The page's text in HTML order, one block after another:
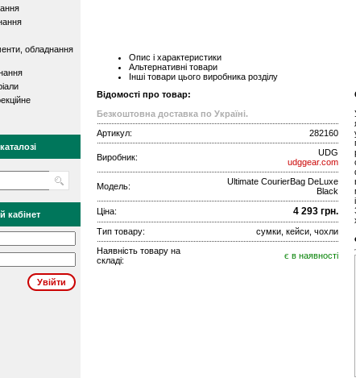
обладнання
кабінет
Опис і характеристики
Альтернативні товари
Інші товари цього виробника розділу
Відомості про товар:
Безкоштовна доставка по Україні.
Артикул:
282160
Виробник:
UDG
udggear.com
Модель:
Ultimate CourierBag DeLuxe
Black
Ціна: 4 293 грн.
Тип товару:
сумки, кейси, чохли
Наявність товару на
складі:
є в наявності